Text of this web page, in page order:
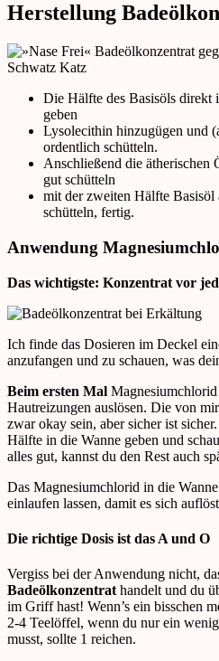
Herstellung
Die Hälfte des Basisöls direkt
geben
Lysolecithin hinzugügen und
ordentlich schütteln.
Anschließend die ätherischen
gut schütteln
mit der zweiten Hälfte
schütteln, fertig.
Anwendung
Das wichtigste: Konzentrat vor
Ich finde das Dosieren im Deckel
anzufangen und zu schauen, was
Beim ersten Mal Magnesiumchlorid
Hautreizungen auslösen. Die von
zwar okay sein, aber sicher ist
Hälfte in die Wanne geben und
alles gut, kannst du den Rest auch
Das Magnesiumchlorid in die
einlaufen lassen, damit es sich
Die richtige Dosis ist das A und O
Vergiss bei der Anwendung nicht,
Badeölkonzentrat handelt und du
im Griff hast! Wenn’s ein bisschen
2-4 Teelöffel, wenn du nur ein
musst, sollte 1 reichen.